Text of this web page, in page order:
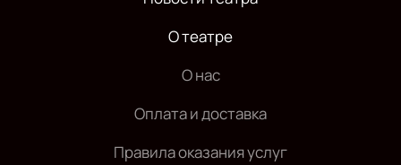
О театре
О нас
Оплата и доставка
Правила оказания услуг